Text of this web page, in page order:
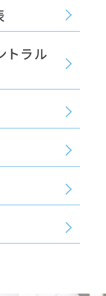
トラル